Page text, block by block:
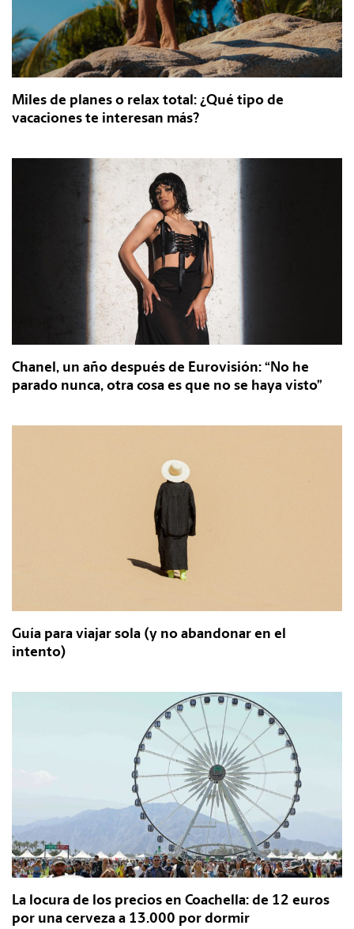
Miles de planes o relax total: ¿Qué tipo de
vacaciones te interesan más?
Chanel, un año después de Eurovisión: “No he
parado nunca, otra cosa es que no se haya visto”
Guía para viajar sola (y no abandonar en el
intento)
La locura de los precios en Coachella: de 12 euros
por una cerveza a 13.000 por dormir